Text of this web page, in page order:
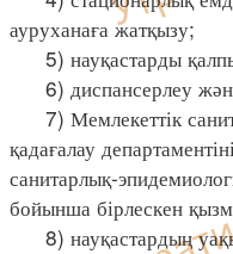
ауруханаға жатқызу;
5) науқастарды
6) диспансерлеу
7) Мемлекеттік
қадағалау
санитарлық-
бойынша бірлескен
8) науқастардың